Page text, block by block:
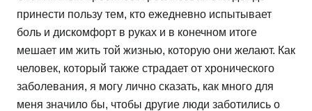
принести пользу тем, кто ежедневно испытывает
боль и дискомфорт в руках и в конечном итоге
мешает им жить той жизнью, которую они желают. Как
человек, который также страдает от хронического
заболевания, я могу лично сказать, как много для
меня значило бы, чтобы другие люди заботились о